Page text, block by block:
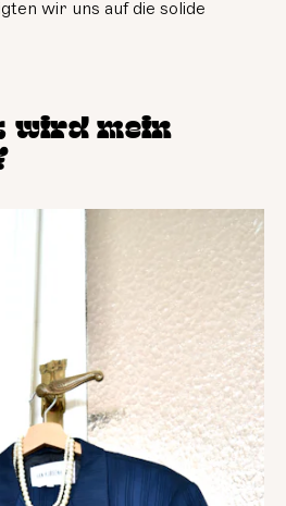
wir uns auf die solide
wird mein